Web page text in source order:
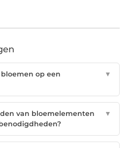
op een
▼
van bloemelementen
▼